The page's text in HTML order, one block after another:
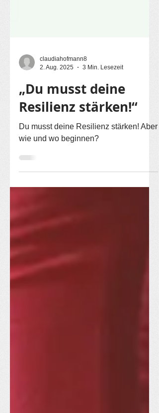
claudiahofmann8
„Du musst deine
Resilienz stärken!“
Du musst deine Resilienz stärken! Aber